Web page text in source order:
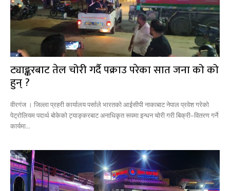
ट्याङ्करबाट तेल चोरी गर्दै पक्राउ परेका सात जना को को
हुन् ?
वीरगंज । जिल्ला प्रहरी कार्यालय पर्साले भारतको आईसीपी नाकाबाट नेपाल प्रवेश गरेको
पेट्रोलियम पदार्थ बोकेको ट्याङ्करबाट अनाधिकृत रूपमा इन्धन चोरी गरी बिक्री–वितरण गर्ने
कार्यमा...